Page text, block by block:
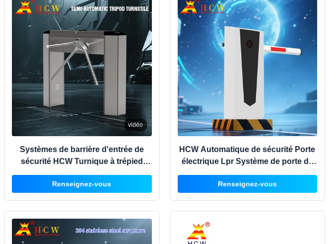
vidéo
Systèmes de barrière d'entrée de
sécurité HCW Turnique à trépied
Mécanisme de porte de tournique à
accès contrôlé
Renseignez-vous
HCW Automatique de sécurité Porte
électrique Lpr Système de porte de
stationnement Barrière d'inondation
avec lumière LED
Renseignez-vous